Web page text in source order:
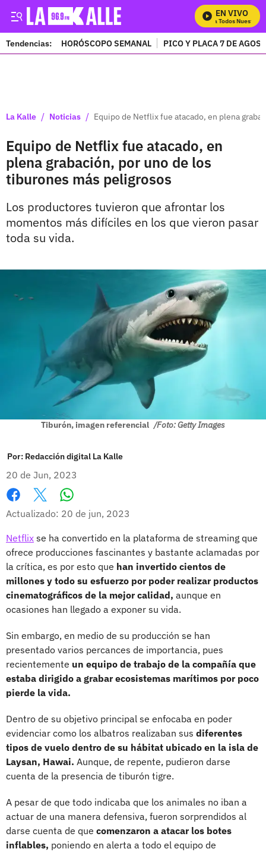
EN VIVO
Mira Todos Nuestros
Tendencias: HORÓSCOPO SEMANAL PICO Y PLACA 7 DE
La Kalle / Noticias / Equipo de Netflix fue atacado, en plena
Equipo de Netflix fue atacado, en
plena grabación, por uno de los
tiburones más peligrosos
Los productores tuvieron que afrontar los
momentos más difíciles en los que vieron pasar
toda su vida.
Tiburón, imagen referencial /Foto: Getty Images
Por: Redacción digital La Kalle
20 de Jun, 2023
Facebook
X
Actualizado: 20 de jun, 2023
Netflix se ha convertido en la plataforma de streaming que
ofrece producciones fascinantes y bastante aclamadas por
la crítica, es por esto que han invertido cientos de
millones y todo su esfuerzo por poder realizar productos
cinematográficos de la mejor calidad, aunque en
ocasiones han llegado a exponer su vida.
Sin embargo, en medio de su producción se han
presentado varios percances de importancia, pues
recientemente un equipo de trabajo de la compañía que
estaba dirigido a grabar ecosistemas marítimos por poco
pierde la vida.
Dentro de su objetivo principal se enfocaba en poder
evidenciar como los albatros realizaban sus diferentes
tipos de vuelo dentro de su hábitat ubicado en la isla de
Laysan, Hawai. Aunque, de repente, pudieron darse
cuenta de la presencia de tiburón tigre.
A pesar de que todo indicaba que los animales no iban a
actuar de una manera defensiva, fueron sorprendidos al
darse cuenta de que comenzaron a atacar los botes
inflables, poniendo en alerta a todo el equipo de